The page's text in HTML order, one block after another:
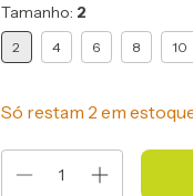
Tamanho: 2
2 4 6 8 10
Só restam 2 em